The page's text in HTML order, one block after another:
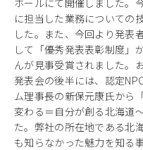
に担当した業務についての
した。また、今回より発表
して「優秀発表表彰制度」
んが見事受賞されました。
発表会の後半には、認定
ム理事長の新保元康氏か
変わる＝自分が創る北海道
た。弊社の所在地である北
も知らなかった魅力を知る